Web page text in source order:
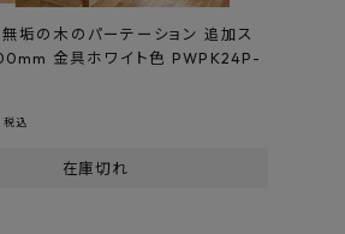
無垢の木のパーテーション 追加ス
金具ホワイト色 PWPK24P-
税込
在庫切れ